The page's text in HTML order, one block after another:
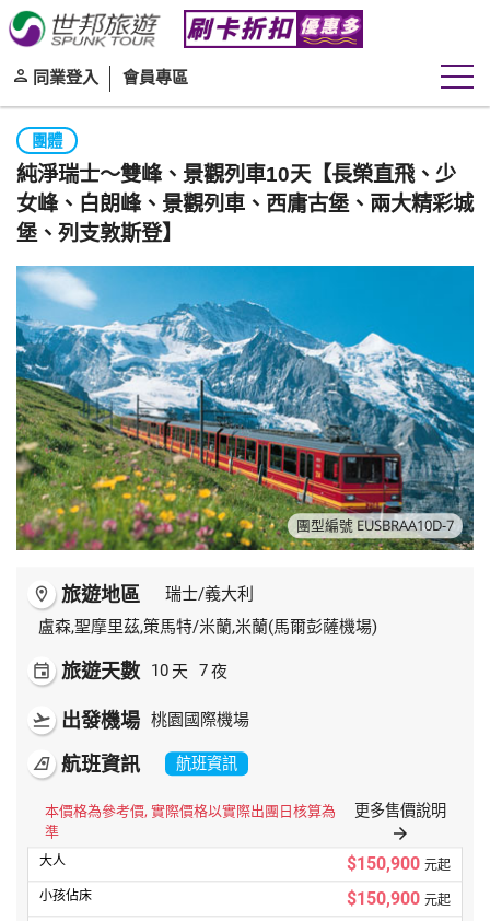
同業登入 會員專區
團體
純淨瑞士～雙峰、景觀列車10天【長榮直飛、少
女峰、白朗峰、景觀列車、西庸古堡、兩大精彩城
堡、列支敦斯登】
團型編號 EUSBRAA10D-7
room 旅遊地區
瑞士/義大利
盧森,聖摩里茲,策馬特/米蘭,米蘭(馬爾彭薩機場)
event 旅遊天數 10 天 7夜
flight_takeoff 出發機場 桃園國際機場
airlines 航班資訊 航班資訊
本價格為參考價, 實際價格以實際出團日核算為
準
更多售價說明
arrow_forward
$150,900 元起
$150,900 元起